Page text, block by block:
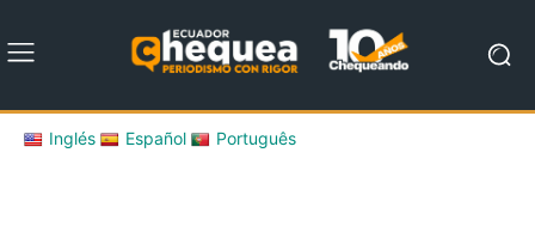
Inglés Español Português